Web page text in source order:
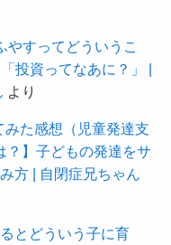
すってどういうこ
投資ってなあに？」 |
より
た感想（児童発達支
？】子どもの発達をサ
方 | 自閉症兄ちゃん
とどういう子に育